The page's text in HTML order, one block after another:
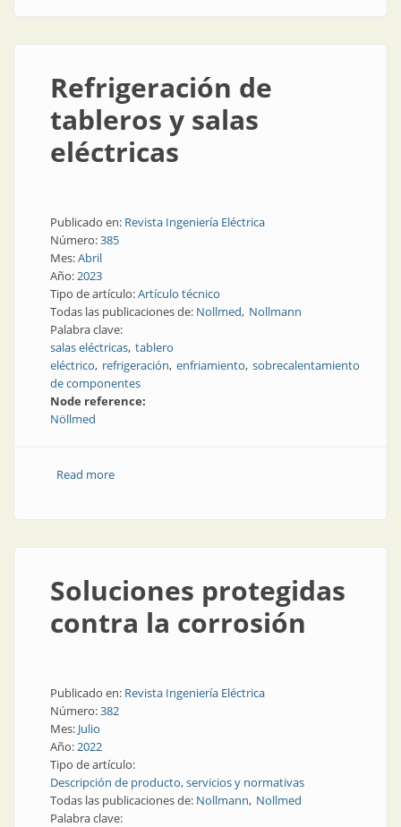
Refrigeración de
tableros y salas
eléctricas
Publicado en: Revista Ingeniería Eléctrica
Número:385
Mes:Abril
Año:2023
Tipo de artículo:Artículo técnico
Todas las publicaciones de: Nollmed Nollmann
Palabra clave:
salas eléctricas tablero
eléctrico refrigeración enfriamiento sobrecalentamiento
de componentes
Node reference:
Nöllmed
Read moreabout Refrigeración de tableros y salas eléctricas
Soluciones protegidas
contra la corrosión
Publicado en: Revista Ingeniería Eléctrica
Número:382
Mes: Julio
Año:2022
Tipo de artículo:
Descripción de producto, servicios y normativas
Todas las publicaciones de: Nollmann Nollmed
Palabra clave: